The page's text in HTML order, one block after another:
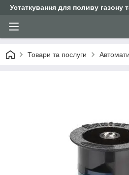
Устаткування для поливу газону
Товари та послуги